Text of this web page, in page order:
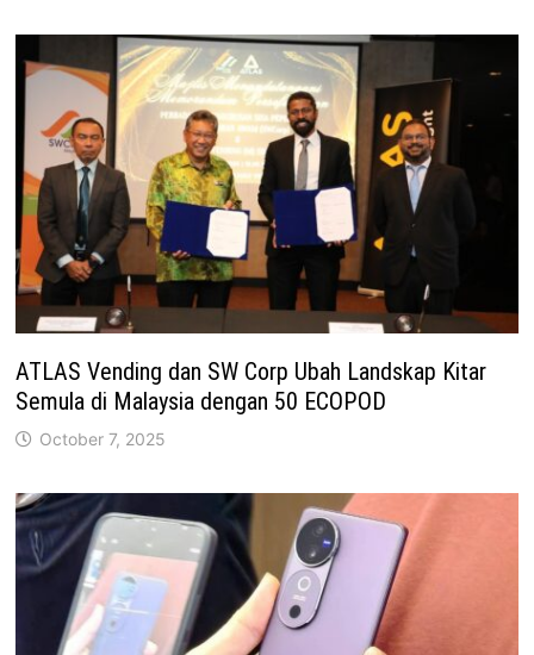
ATLAS Vending dan SW Corp Ubah Landskap Kitar
Semula di Malaysia dengan 50 ECOPOD
October 7, 2025